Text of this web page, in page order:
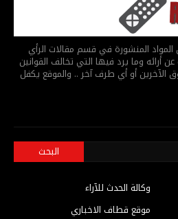
المواد المنشورة في قسم مقالات الرأي
أرائه وما يرد فيها التي تخالف القوانين
الآخرين أو أي طرف آخر .. والموقع يكفل
وكالة الحدث للآراء
موقع قطاف الاخباري